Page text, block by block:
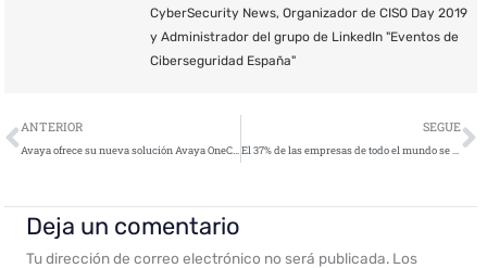
CyberSecurity News, Organizador de CISO Day 2019
y Administrador del grupo de LinkedIn "Eventos de
Ciberseguridad España"
Ant
ANTERIOR
Avaya ofrece su nueva solución Avaya OneCloud de comunicaciones unificadas y centro de contacto para nube privada
SEGUE
El 37% de las empresas de todo el mundo se han visto afectadas por cryptojacking en 2018
Deja un comentario
Tu dirección de correo electrónico no será publicada. Los